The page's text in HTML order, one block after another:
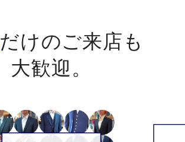
だけのご来店も
大歓迎。